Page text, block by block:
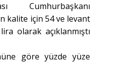
Cumhurbaşkanı
kalite için 54 ve levant
olarak açıklanmıştı
göre yüzde yüze